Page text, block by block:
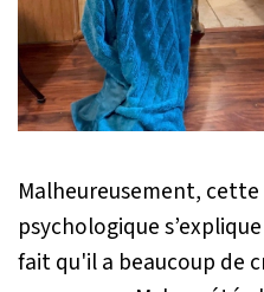
Malheureusement,
psychologique
fait qu'il a beaucoup de